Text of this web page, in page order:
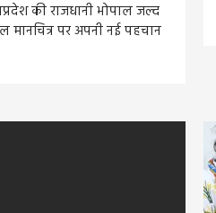
की राजधानी भोपाल जल्द
मानचित्र पर अपनी नई पहचान